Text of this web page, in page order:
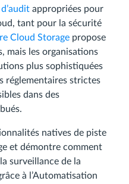
appropriées pour
tant pour la sécurité
Cloud Storage propose
mais les organisations
plus sophistiquées
réglementaires strictes
dans des
natives de piste
et démontre comment
surveillance de la
à l’Automatisation